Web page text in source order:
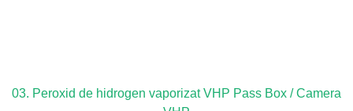
03. Peroxid de hidrogen vaporizat VHP Pass Box / Camera